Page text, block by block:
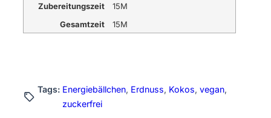
Zubereitungszeit
15M
Gesamtzeit
15M
Tags: Energiebällchen, Erdnuss, Kokos, vegan
zuckerfrei